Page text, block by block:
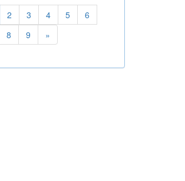
2 3 4 5
6
8 9 »